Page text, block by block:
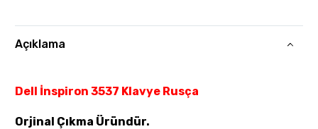
Açıklama
Dell İnspiron 3537 Klavye Rusça
Orjinal Çıkma Üründür.